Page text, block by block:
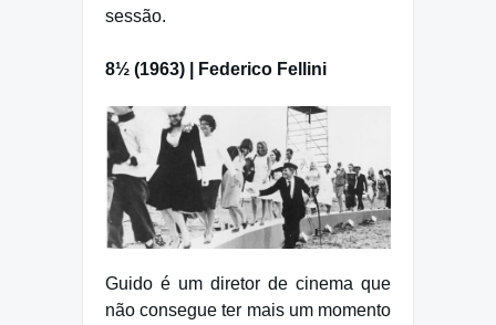
sessão.
8½ (1963) | Federico Fellini
Guido é um diretor de cinema que
não consegue ter mais um momento